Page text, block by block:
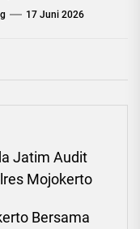
17 Juni 2026
Jatim Audit
Mojokerto
Bersama